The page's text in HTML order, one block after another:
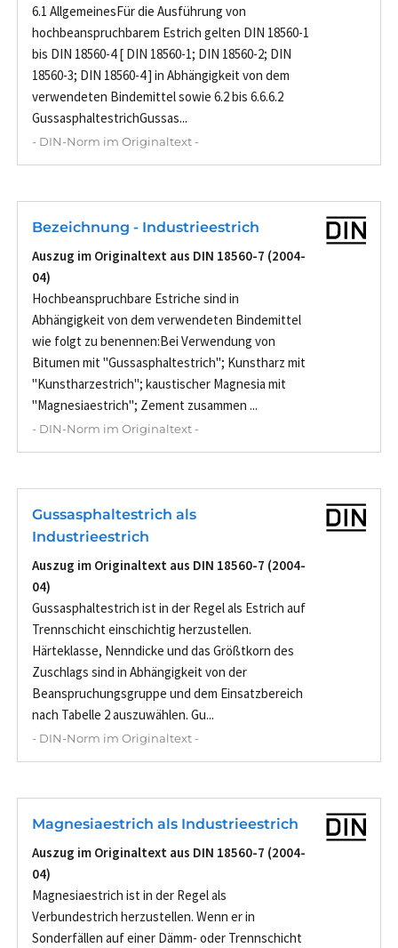
6.1 AllgemeinesFür die Ausführung von
hochbeanspruchbarem Estrich gelten DIN 18560-1
bis DIN 18560-4 [ DIN 18560-1; DIN 18560-2; DIN
18560-3; DIN 18560-4 ] in Abhängigkeit von dem
verwendeten Bindemittel sowie 6.2 bis 6.6.6.2
GussasphaltestrichGussas...
- DIN-Norm im Originaltext -
Bezeichnung - Industrieestrich
Auszug im Originaltext aus DIN 18560-7 (2004-
04)
Hochbeanspruchbare Estriche sind in
Abhängigkeit von dem verwendeten Bindemittel
wie folgt zu benennen:Bei Verwendung von
Bitumen mit "Gussasphaltestrich"; Kunstharz mit
"Kunstharzestrich"; kaustischer Magnesia mit
"Magnesiaestrich"; Zement zusammen ...
- DIN-Norm im Originaltext -
Gussasphaltestrich als
Industrieestrich
Auszug im Originaltext aus DIN 18560-7 (2004-
04)
Gussasphaltestrich ist in der Regel als Estrich auf
Trennschicht einschichtig herzustellen.
Härteklasse, Nenndicke und das Größtkorn des
Zuschlags sind in Abhängigkeit von der
Beanspruchungsgruppe und dem Einsatzbereich
nach Tabelle 2 auszuwählen. Gu...
- DIN-Norm im Originaltext -
Magnesiaestrich als Industrieestrich
Auszug im Originaltext aus DIN 18560-7 (2004-
04)
Magnesiaestrich ist in der Regel als
Verbundestrich herzustellen. Wenn er in
Sonderfällen auf einer Dämm- oder Trennschicht